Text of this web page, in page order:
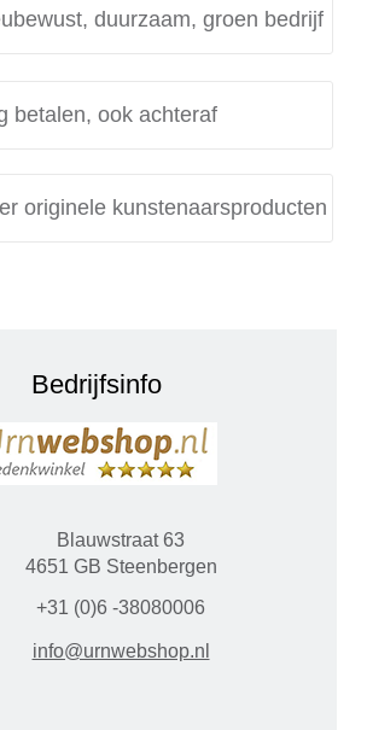
duurzaam, groen bedrijf
betalen, ook achteraf
originele kunstenaarsproducten
Bedrijfsinfo
Blauwstraat 63
4651 GB Steenbergen
+31 (0)6 -38080006
info@urnwebshop.nl